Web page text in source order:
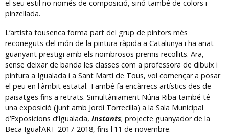
el seu estil no només de composició, sinó també de colors i
pinzellada.
L’artista tousenca forma part del grup de pintors més
reconeguts del món de la pintura ràpida a Catalunya i ha anat
guanyant prestigi amb els nombrosos premis recollits. Ara,
sense deixar de banda les classes com a professora de dibuix i
pintura a Igualada i a Sant Martí de Tous, vol començar a posar
el peu en l'àmbit estatal. També fa encàrrecs artístics des de
paisatges fins a retrats. Simultàniament Núria Riba també té
una exposició (junt amb Jordi Torrecilla) a la Sala Municipal
d’Exposicions d’Igualada, Instants; projecte guanyador de la
Beca Igual’ART 2017-2018, fins l'11 de novembre.